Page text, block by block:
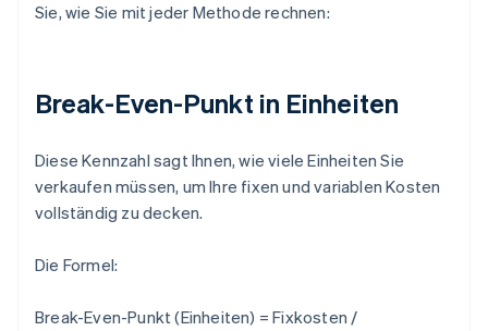
Sie, wie Sie mit jeder Methode rechnen:
Break-Even-Punkt in Einheiten
Diese Kennzahl sagt Ihnen, wie viele Einheiten Sie
verkaufen müssen, um Ihre fixen und variablen Kosten
vollständig zu decken.
Die Formel:
Break-Even-Punkt (Einheiten) = Fixkosten /